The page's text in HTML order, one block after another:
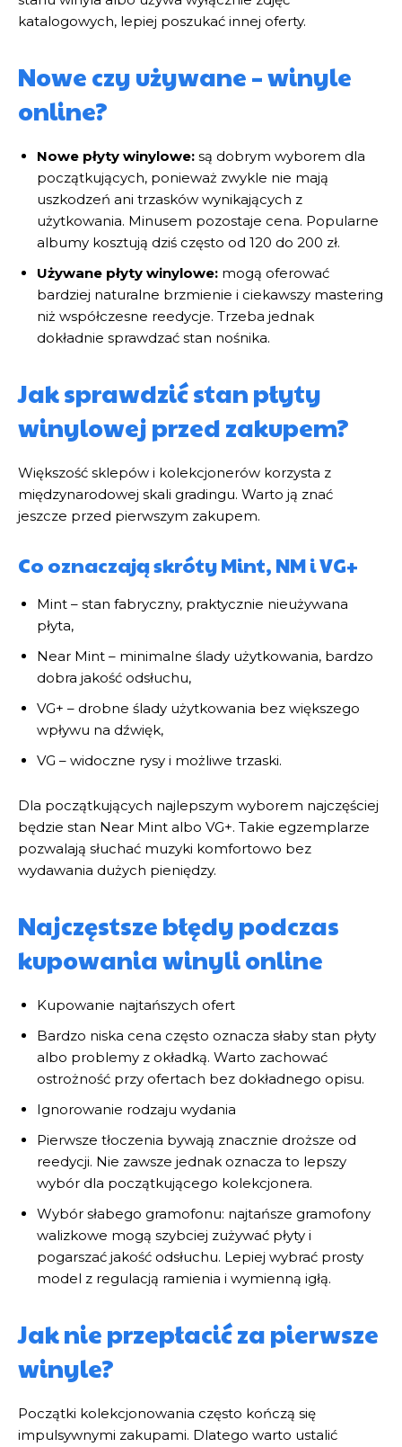
katalogowych, lepiej poszukać innej oferty.
Nowe czy używane – winyle
online?
Nowe płyty winylowe: są dobrym wyborem dla
początkujących, ponieważ zwykle nie mają
uszkodzeń ani trzasków wynikających z
użytkowania. Minusem pozostaje cena. Popularne
albumy kosztują dziś często od 120 do 200 zł.
Używane płyty winylowe: mogą oferować
bardziej naturalne brzmienie i ciekawszy mastering
niż współczesne reedycje. Trzeba jednak
dokładnie sprawdzać stan nośnika.
Jak sprawdzić stan płyty
winylowej przed zakupem?
Większość sklepów i kolekcjonerów korzysta z
międzynarodowej skali gradingu. Warto ją znać
jeszcze przed pierwszym zakupem.
Co oznaczają skróty Mint, NM i VG+
Mint – stan fabryczny, praktycznie nieużywana
płyta,
Near Mint – minimalne ślady użytkowania, bardzo
dobra jakość odsłuchu,
VG+ – drobne ślady użytkowania bez większego
wpływu na dźwięk,
VG – widoczne rysy i możliwe trzaski.
Dla początkujących najlepszym wyborem najczęściej
będzie stan Near Mint albo VG+. Takie egzemplarze
pozwalają słuchać muzyki komfortowo bez
wydawania dużych pieniędzy.
Najczęstsze błędy podczas
kupowania winyli online
Kupowanie najtańszych ofert
Bardzo niska cena często oznacza słaby stan płyty
albo problemy z okładką. Warto zachować
ostrożność przy ofertach bez dokładnego opisu.
Ignorowanie rodzaju wydania
Pierwsze tłoczenia bywają znacznie droższe od
reedycji. Nie zawsze jednak oznacza to lepszy
wybór dla początkującego kolekcjonera.
Wybór słabego gramofonu: najtańsze gramofony
walizkowe mogą szybciej zużywać płyty i
pogarszać jakość odsłuchu. Lepiej wybrać prosty
model z regulacją ramienia i wymienną igłą.
Jak nie przepłacić za pierwsze
winyle?
Początki kolekcjonowania często kończą się
impulsywnymi zakupami. Dlatego warto ustalić